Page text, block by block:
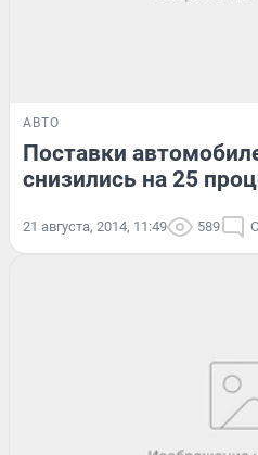
АВТО
Поставки
снизились на 25
21 августа, 2014, 11:49 589